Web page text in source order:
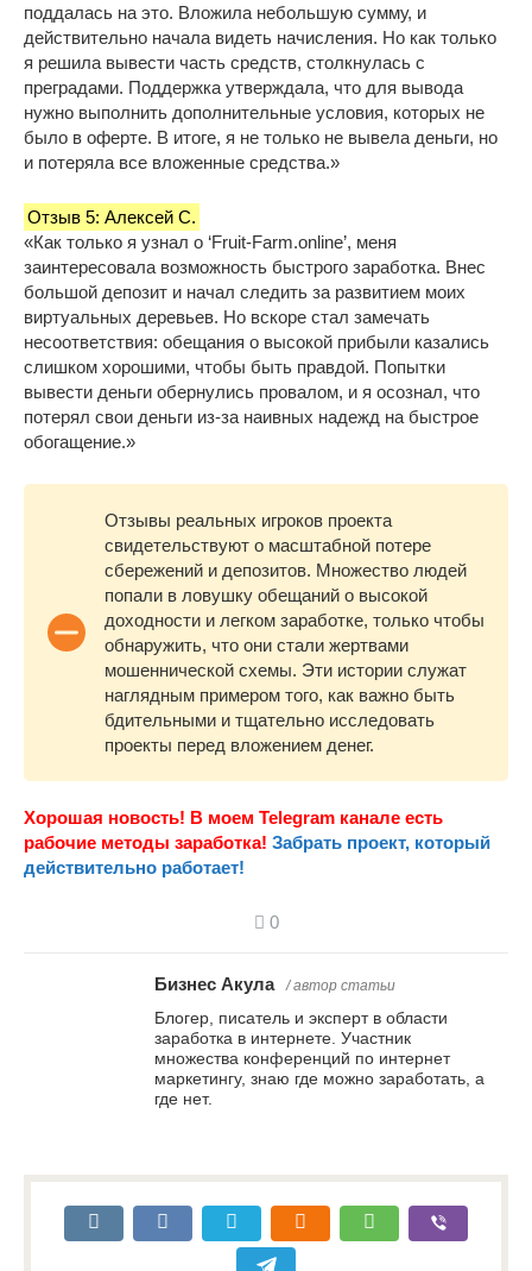
поддалась на это. Вложила небольшую сумму, и
действительно начала видеть начисления. Но как только
я решила вывести часть средств, столкнулась с
преградами. Поддержка утверждала, что для вывода
нужно выполнить дополнительные условия, которых не
было в оферте. В итоге, я не только не вывела деньги, но
и потеряла все вложенные средства.»
Отзыв 5: Алексей С.
«Как только я узнал о ‘Fruit-Farm.online’, меня
заинтересовала возможность быстрого заработка. Внес
большой депозит и начал следить за развитием моих
виртуальных деревьев. Но вскоре стал замечать
несоответствия: обещания о высокой прибыли казались
слишком хорошими, чтобы быть правдой. Попытки
вывести деньги обернулись провалом, и я осознал, что
потерял свои деньги из-за наивных надежд на быстрое
обогащение.»
Отзывы реальных игроков проекта
свидетельствуют о масштабной потере
сбережений и депозитов. Множество людей
попали в ловушку обещаний о высокой
доходности и легком заработке, только чтобы
обнаружить, что они стали жертвами
мошеннической схемы. Эти истории служат
наглядным примером того, как важно быть
бдительными и тщательно исследовать
проекты перед вложением денег.
Хорошая новость! В моем Telegram канале есть
рабочие методы заработка! Забрать проект, который
действительно работает!
0
Бизнес Акула / автор статьи
Блогер, писатель и эксперт в области
заработка в интернете. Участник
множества конференций по интернет
маркетингу, знаю где можно заработать, а
где нет.